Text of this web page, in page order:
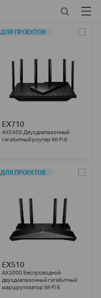
SearchMenu
ДЛЯ ПРОЕКТОВ
EX710
AX5400 Двухдиапазонный
гигабитный роутер Wi‑Fi 6
ДЛЯ ПРОЕКТОВ
EX510
AX3000 Беспроводной
двухдиапазонный гигабитный
маршрутизатор Wi-Fi 6